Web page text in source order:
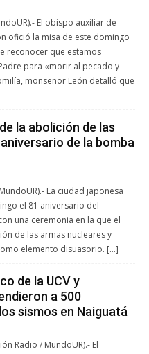
El obispo auxiliar de
ofició la misa de este domingo
reconocer que estamos
para «morir al pecado y
monseñor León detalló que
la abolición de las
de la bomba
La ciudad japonesa
el 81 aniversario del
una ceremonia en la que el
de las armas nucleares y
elemento disuasorio. […]
de la UCV y
a 500
sismos en Naiguatá
Radio / MundoUR).- El